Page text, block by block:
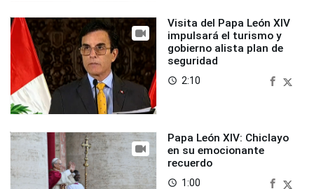
Visita del Papa León XIV
impulsará el turismo y
gobierno alista plan de
seguridad
access_time 2:10
Papa León XIV: Chiclayo
en su emocionante
recuerdo
access_time 1:00